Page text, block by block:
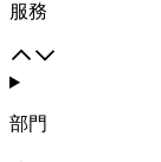
服務
部門